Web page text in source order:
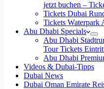
jetzt buchen –
Tickets Dubai
Tickets Waterpark
Abu Dhabi Specials
Abu Dhabi
Tour Tickets
Abu Dhabi
Videos & Dubai-Tipps
Dubai News
Dubai Oman Emirate